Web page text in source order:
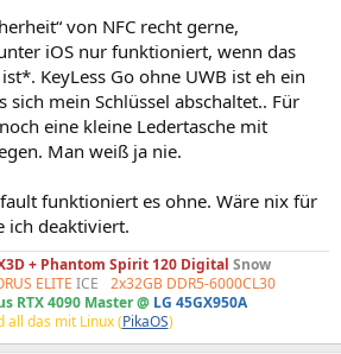
von NFC recht gerne,
iOS nur funktioniert, wenn das
KeyLess Go ohne UWB ist eh ein
mein Schlüssel abschaltet.. Für
eine kleine Ledertasche mit
Man weiß ja nie.
funktioniert es ohne. Wäre nix für
ich deaktiviert.
+ Phantom Spirit 120 Digital Snow
ELITE ICE
2x32GB DDR5-6000CL30
RTX 4090 Master @ LG 45GX950A
all das mit Linux (PikaOS)